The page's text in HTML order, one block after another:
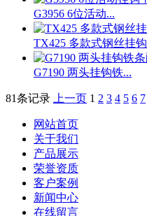
G3956 6位活动...
TX425 多款式钢丝挂钩
G7190 两头挂钩铁...
81条记录 上一页 1 2 3 4 5 6 7
网站首页
关于我们
产品展示
荣誉资质
客户案例
新闻中心
在线留言